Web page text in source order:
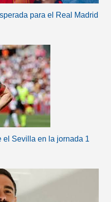
para el Real Madrid
el Sevilla en la jornada 1